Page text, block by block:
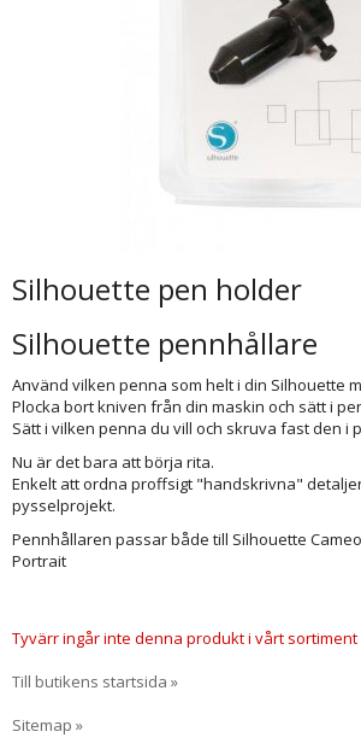
Silhouette pen holder
Silhouette pennhållare
Använd vilken penna som helt i din Silhouette
Plocka bort kniven från din maskin och sätt i
Sätt i vilken penna du vill och skruva fast den i
Nu är det bara att börja rita.
Enkelt att ordna proffsigt "handskrivna"
pysselprojekt.
Pennhållaren passar både till Silhouette
Portrait
Tyvärr ingår inte denna produkt i vårt
Till butikens startsida »
Sitemap »